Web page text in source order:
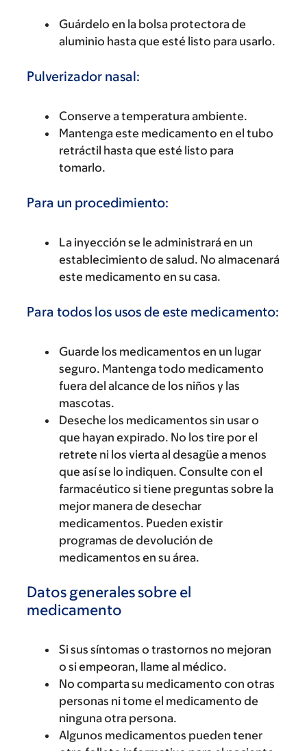
Guárdelo en la bolsa protectora de
aluminio hasta que esté listo para usarlo.
Pulverizador nasal:
Conserve a temperatura ambiente.
Mantenga este medicamento en el tubo
retráctil hasta que esté listo para
tomarlo.
Para un procedimiento:
La inyección se le administrará en un
establecimiento de salud. No almacenará
este medicamento en su casa.
Para todos los usos de este medicamento:
Guarde los medicamentos en un lugar
seguro. Mantenga todo medicamento
fuera del alcance de los niños y las
mascotas.
Deseche los medicamentos sin usar o
que hayan expirado. No los tire por el
retrete ni los vierta al desagüe a menos
que así se lo indiquen. Consulte con el
farmacéutico si tiene preguntas sobre la
mejor manera de desechar
medicamentos. Pueden existir
programas de devolución de
medicamentos en su área.
Datos generales sobre el
medicamento
Si sus síntomas o trastornos no mejoran
o si empeoran, llame al médico.
No comparta su medicamento con otras
personas ni tome el medicamento de
ninguna otra persona.
Algunos medicamentos pueden tener